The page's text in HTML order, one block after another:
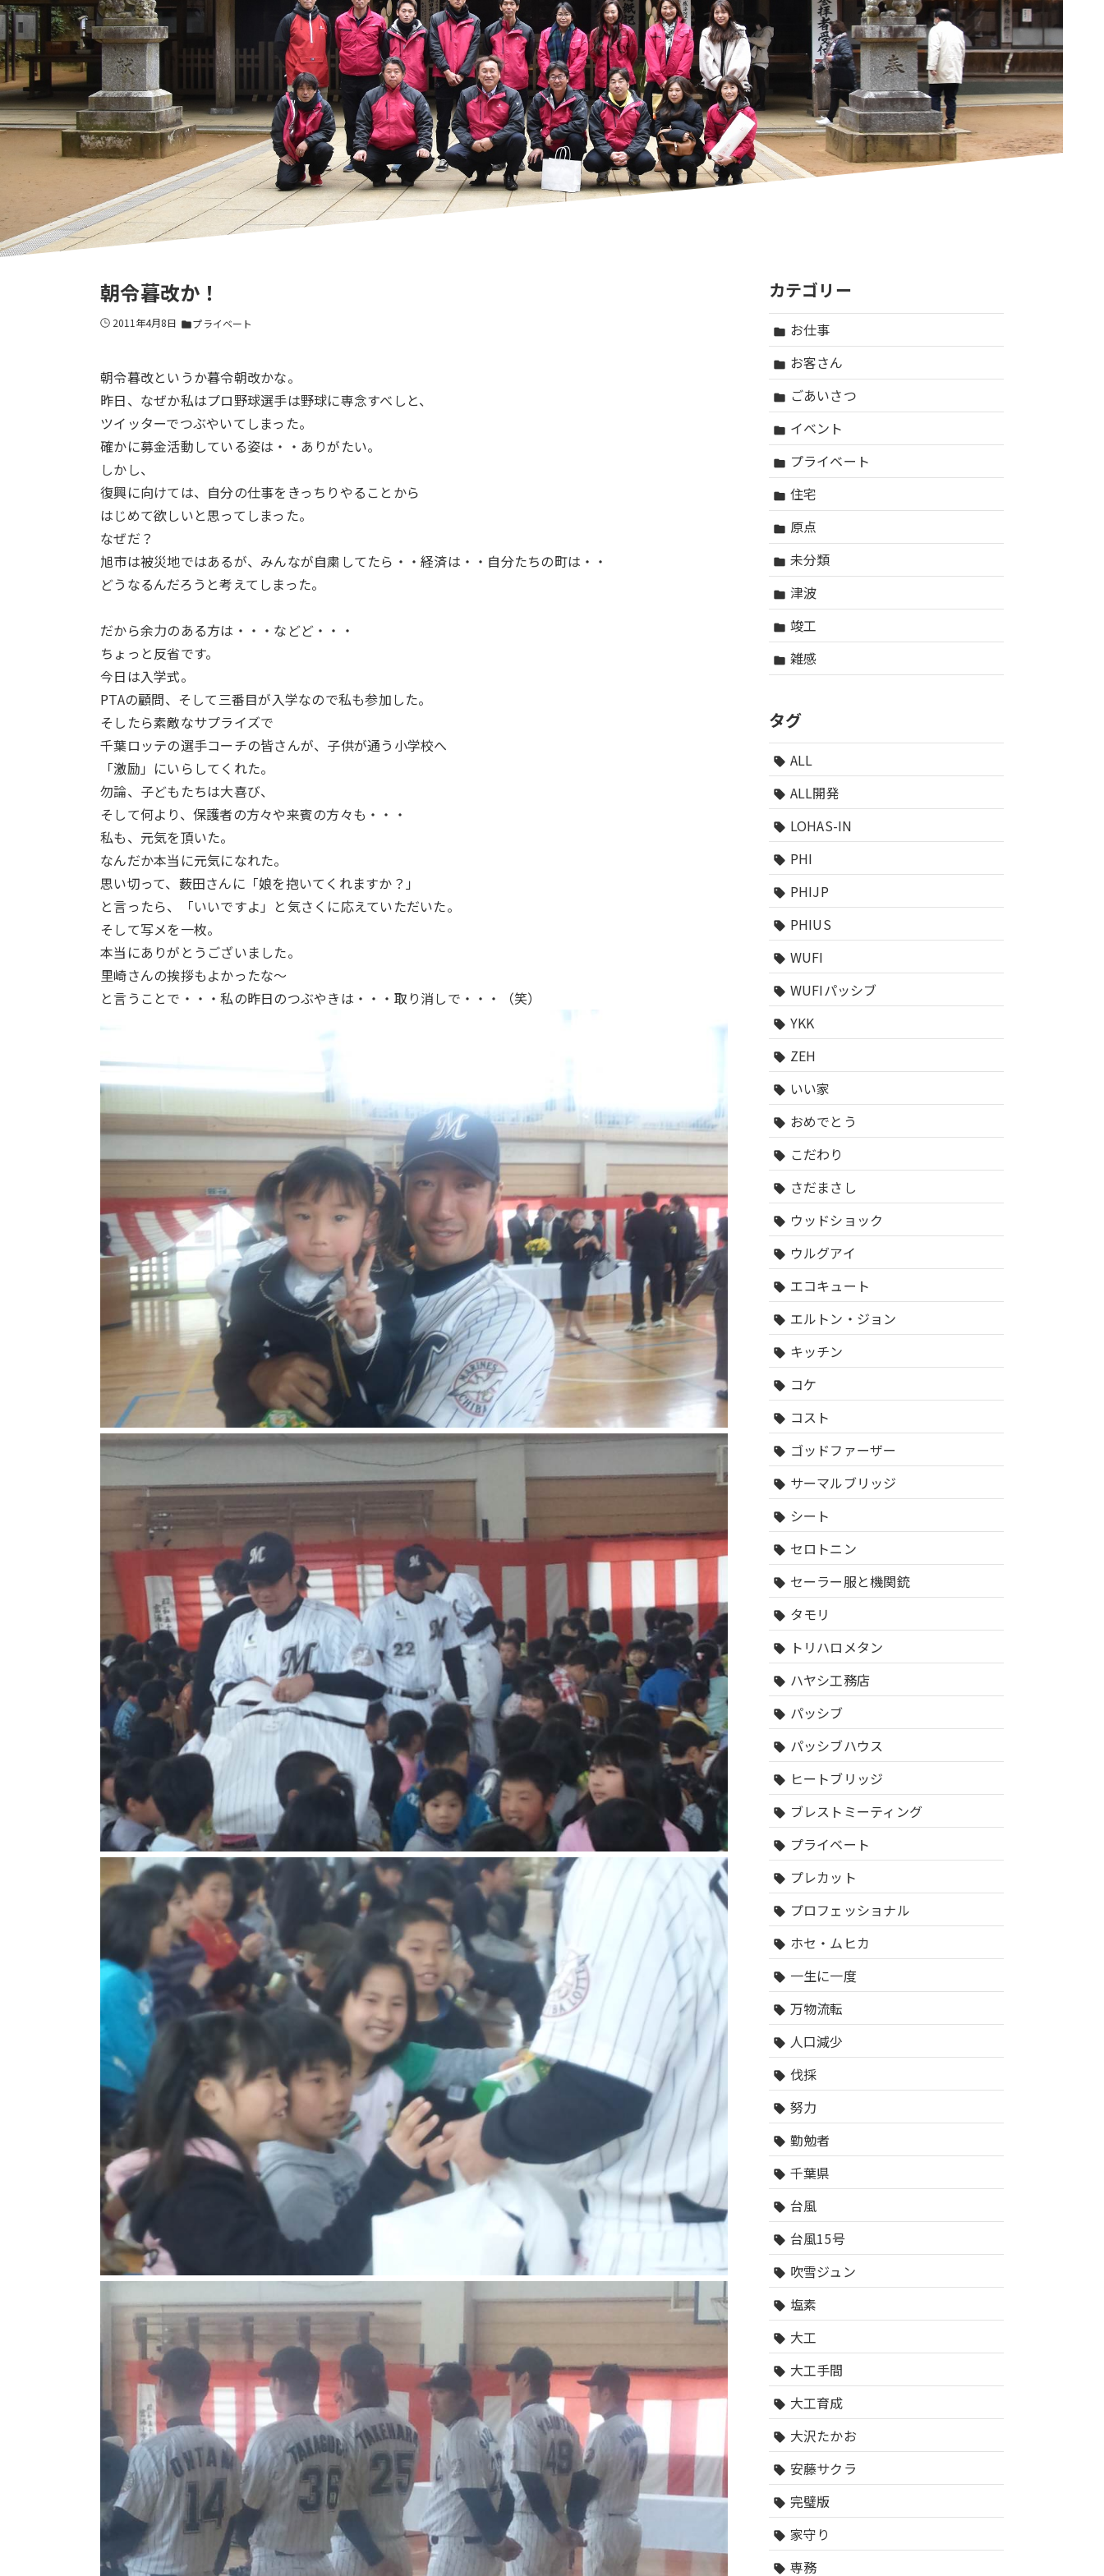
朝令暮改か！
2011年4月8日 folderプライベート
朝令暮改というか暮令朝改かな。
昨日、なぜか私はプロ野球選手は野球に専念すべしと、
ツイッターでつぶやいてしまった。
確かに募金活動している姿は・・ありがたい。
しかし、
復興に向けては、自分の仕事をきっちりやることから
はじめて欲しいと思ってしまった。
なぜだ？
旭市は被災地ではあるが、みんなが自粛してたら・・経済は・・自分たちの町は・・
どうなるんだろうと考えてしまった。
だから余力のある方は・・・などど・・・
ちょっと反省です。
今日は入学式。
PTAの顧問、そして三番目が入学なので私も参加した。
そしたら素敵なサプライズで
千葉ロッテの選手コーチの皆さんが、子供が通う小学校へ
「激励」にいらしてくれた。
勿論、子どもたちは大喜び、
そして何より、保護者の方々や来賓の方々も・・・
私も、元気を頂いた。
なんだか本当に元気になれた。
思い切って、薮田さんに「娘を抱いてくれますか？」
と言ったら、「いいですよ」と気さくに応えていただいた。
そして写メを一枚。
本当にありがとうございました。
里崎さんの挨拶もよかったな～
と言うことで・・・私の昨日のつぶやきは・・・取り消しで・・・（笑）
カテゴリー
folder お仕事
folder お客さん
folder ごあいさつ
folder イベント
folder プライベート
folder 住宅
folder 原点
folder 未分類
folder 津波
folder 竣工
folder 雑感
タグ
sell ALL
sell ALL開発
sell LOHAS-IN
sell PHI
sell PHIJP
sell PHIUS
sell WUFI
sell WUFIパッシブ
sell YKK
sell ZEH
sell いい家
sell おめでとう
sell こだわり
sell さだまさし
sell ウッドショック
sell ウルグアイ
sell エコキュート
sell エルトン・ジョン
sell キッチン
sell コケ
sell コスト
sell ゴッドファーザー
sell サーマルブリッジ
sell シート
sell セロトニン
sell セーラー服と機関銃
sell タモリ
sell トリハロメタン
sell ハヤシ工務店
sell パッシブ
sell パッシブハウス
sell ヒートブリッジ
sell ブレストミーティング
sell プライベート
sell プレカット
sell プロフェッショナル
sell ホセ・ムヒカ
sell 一生に一度
sell 万物流転
sell 人口減少
sell 伐採
sell 努力
sell 勤勉者
sell 千葉県
sell 台風
sell 台風15号
sell 吹雪ジュン
sell 塩素
sell 大工
sell 大工手間
sell 大工育成
sell 大沢たかお
sell 安藤サクラ
sell 完璧版
sell 家守り
sell 専務